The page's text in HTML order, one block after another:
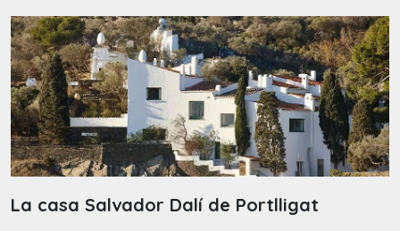
La casa Salvador Dalí de Portlligat